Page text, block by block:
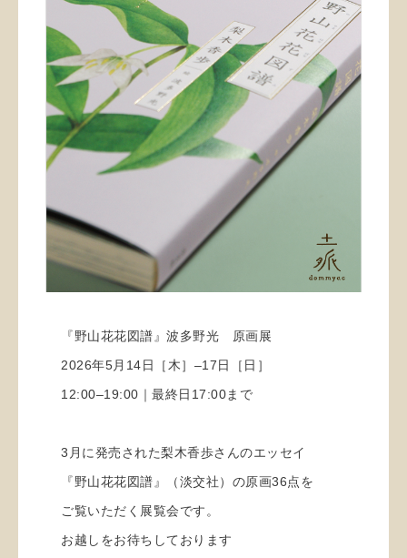
『野山花花図譜』波多野光 原画展
2026年5月14日［木］‒17日［日］
12:00‒19:00｜最終日17:00まで
3月に発売された梨木香歩さんのエッセイ
『野山花花図譜』（淡交社）の原画36点を
ご覧いただく展覧会です。
お越しをお待ちしております